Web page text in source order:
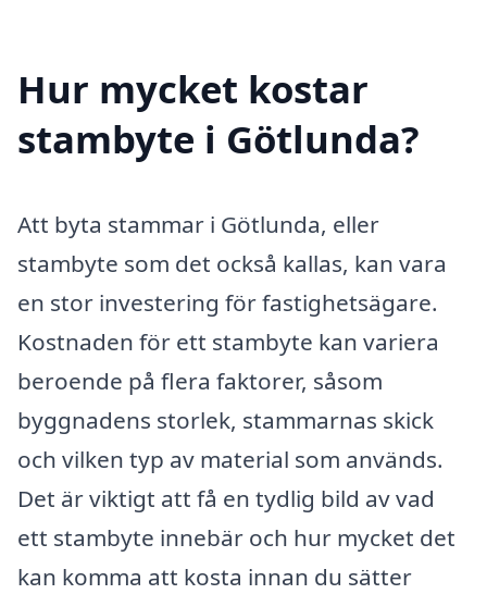
Hur mycket kostar
stambyte i Götlunda?
Att byta stammar i Götlunda, eller
stambyte som det också kallas, kan vara
en stor investering för fastighetsägare.
Kostnaden för ett stambyte kan variera
beroende på flera faktorer, såsom
byggnadens storlek, stammarnas skick
och vilken typ av material som används.
Det är viktigt att få en tydlig bild av vad
ett stambyte innebär och hur mycket det
kan komma att kosta innan du sätter